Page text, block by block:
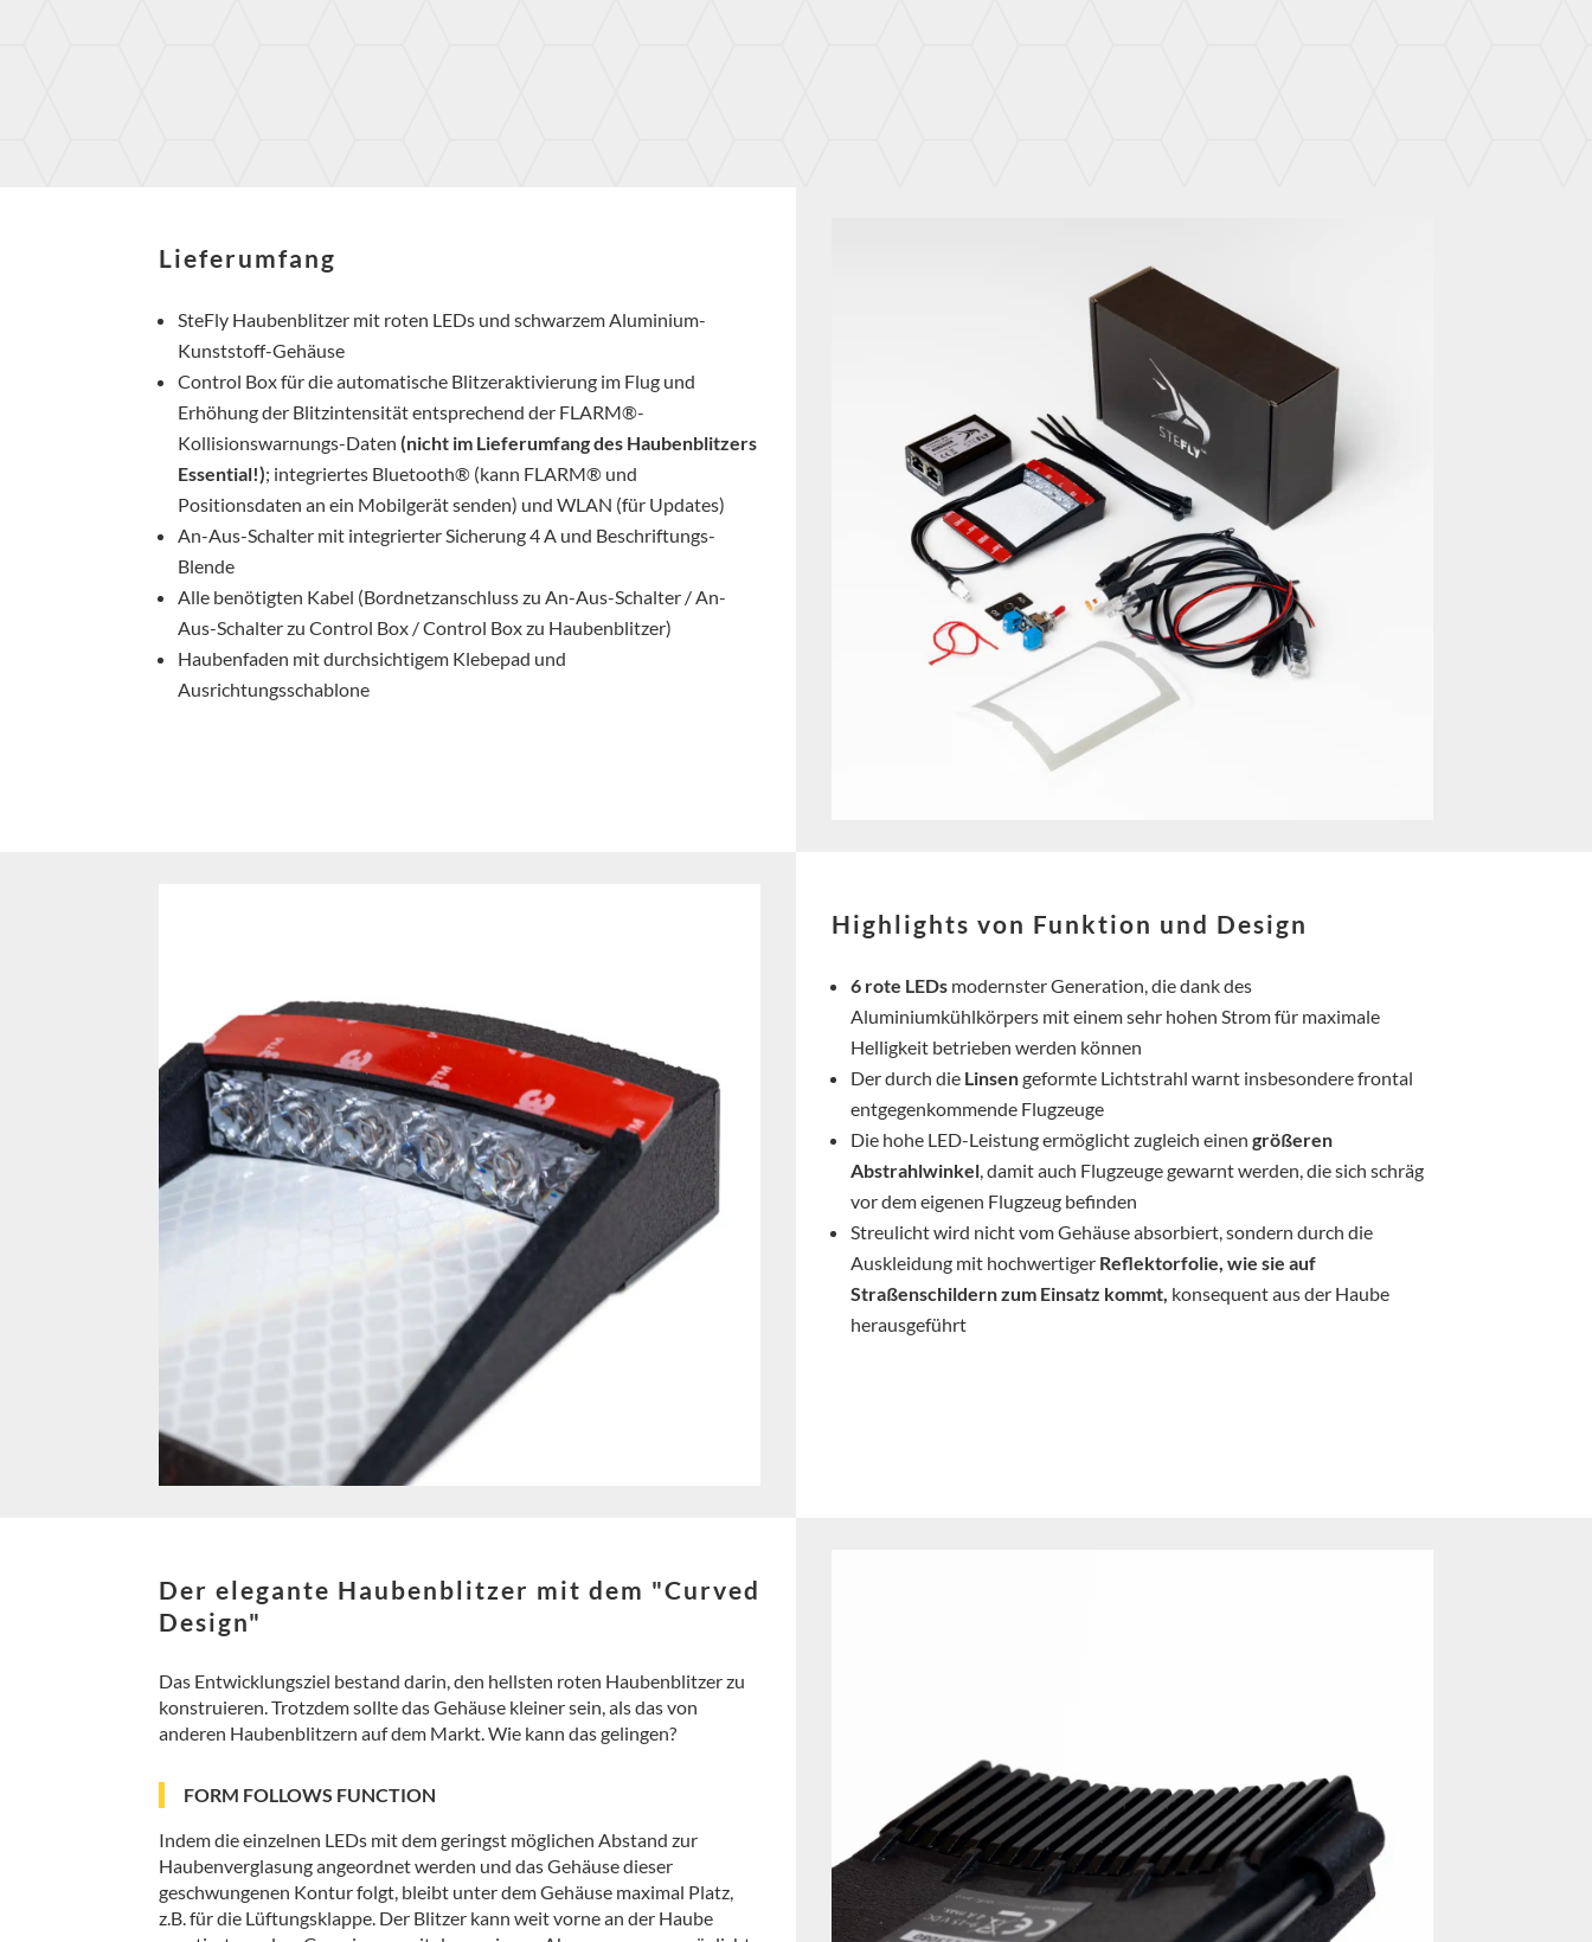
Lieferumfang
SteFly Haubenblitzer mit roten LEDs und schwarzem Aluminium-
Kunststoff-Gehäuse
Control Box für die automatische Blitzeraktivierung im Flug und
Erhöhung der Blitzintensität entsprechend der FLARM®-
Kollisionswarnungs-Daten(nicht im Lieferumfang des Haubenblitzers
Essential!); integriertes Bluetooth® (kann FLARM® und
Positionsdaten an ein Mobilgerät senden) und WLAN (für Updates)
An-Aus-Schalter mit integrierter Sicherung 4 A und Beschriftungs-
Blende
Alle benötigten Kabel (Bordnetzanschluss zu An-Aus-Schalter / An-
Aus-Schalter zu Control Box / Control Box zu Haubenblitzer)
Haubenfaden mit durchsichtigem Klebepad und
Ausrichtungsschablone
Highlights von Funktion und Design
6 rote LEDsmodernster Generation, die dank des
Aluminiumkühlkörpers mit einem sehr hohen Strom für maximale
Helligkeit betrieben werden können
Der durch die Linsengeformte Lichtstrahl warnt insbesondere frontal
entgegenkommende Flugzeuge
Die hohe LED-Leistung ermöglicht zugleich einen größeren
Abstrahlwinkel, damit auch Flugzeuge gewarnt werden, die sich schräg
vor dem eigenen Flugzeug befinden
Streulicht wird nicht vom Gehäuse absorbiert, sondern durch die
Auskleidung mit hochwertiger Reflektorfolie, wie sie auf
Straßenschildern zum Einsatz kommt, konsequent aus der Haube
herausgeführt
Der elegante Haubenblitzer mit dem "Curved
Design"
Das Entwicklungsziel bestand darin, den hellsten roten Haubenblitzer zu
konstruieren. Trotzdem sollte das Gehäuse kleiner sein, als das von
anderen Haubenblitzern auf dem Markt. Wie kann das gelingen?
FORM FOLLOWS FUNCTION
Indem die einzelnen LEDs mit dem geringst möglichen Abstand zur
Haubenverglasung angeordnet werden und das Gehäuse dieser
geschwungenen Kontur folgt, bleibt unter dem Gehäuse maximal Platz,
z.B. für die Lüftungsklappe. Der Blitzer kann weit vorne an der Haube